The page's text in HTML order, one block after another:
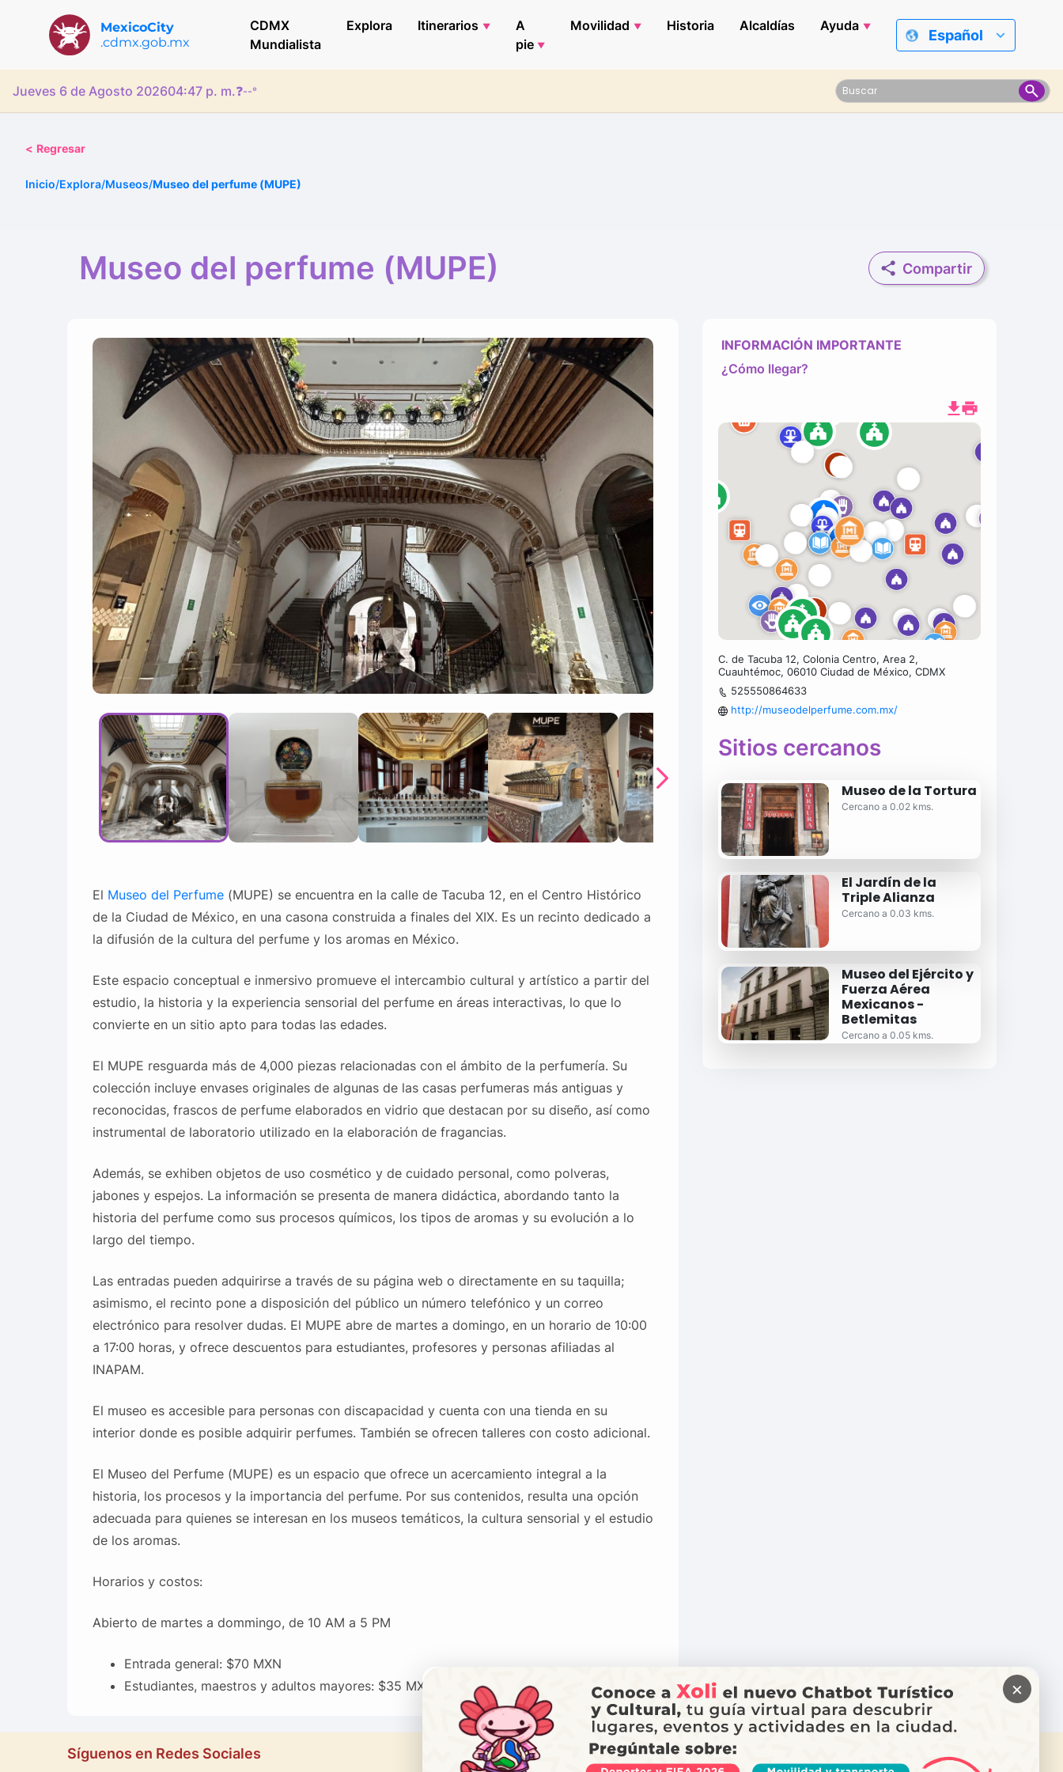
MexicoCity
.cdmx.gob.mx
CDMX
Mundialista
Explora Itinerarios
A
pie
Movilidad Historia Alcaldías Ayuda
Español
Jueves 6 de Agosto 202604:47 p. m.❓--°
< Regresar
Inicio/Explora/Museos/Museo del perfume (MUPE)
Museo del perfume (MUPE) Compartir
El Museo del Perfume(MUPE) se encuentra en la calle de Tacuba 12, en el Centro Histórico
de la Ciudad de México, en una casona construida a finales del XIX. Es un recinto dedicado a
la difusión de la cultura del perfume y los aromas en México.
Este espacio conceptual e inmersivo promueve el intercambio cultural y artístico a partir del
estudio, la historia y la experiencia sensorial del perfume en áreas interactivas, lo que lo
convierte en un sitio apto para todas las edades.
El MUPE resguarda más de 4,000 piezas relacionadas con el ámbito de la perfumería. Su
colección incluye envases originales de algunas de las casas perfumeras más antiguas y
reconocidas, frascos de perfume elaborados en vidrio que destacan por su diseño, así como
instrumental de laboratorio utilizado en la elaboración de fragancias.
Además, se exhiben objetos de uso cosmético y de cuidado personal, como polveras,
jabones y espejos. La información se presenta de manera didáctica, abordando tanto la
historia del perfume como sus procesos químicos, los tipos de aromas y su evolución a lo
largo del tiempo.
Las entradas pueden adquirirse a través de su página web o directamente en su taquilla;
asimismo, el recinto pone a disposición del público un número telefónico y un correo
electrónico para resolver dudas. El MUPE abre de martes a domingo, en un horario de 10:00
a 17:00 horas, y ofrece descuentos para estudiantes, profesores y personas afiliadas al
INAPAM.
El museo es accesible para personas con discapacidad y cuenta con una tienda en su
interior donde es posible adquirir perfumes. También se ofrecen talleres con costo adicional.
El Museo del Perfume (MUPE) es un espacio que ofrece un acercamiento integral a la
historia, los procesos y la importancia del perfume. Por sus contenidos, resulta una opción
adecuada para quienes se interesan en los museos temáticos, la cultura sensorial y el estudio
de los aromas.
Horarios y costos:
Abierto de martes a dommingo, de 10 AM a 5 PM
Entrada general: $70 MXN
Estudiantes, maestros y adultos mayores: $35 MXN
INFORMACIÓN IMPORTANTE
¿Cómo llegar?
C. de Tacuba 12, Colonia Centro, Area 2,
Cuauhtémoc, 06010 Ciudad de México, CDMX
525550864633
http://museodelperfume.com.mx/
Sitios cercanos
Museo de la Tortura
Cercano a 0.02 kms.
El Jardín de la
Triple Alianza
Cercano a 0.03 kms.
Museo del Ejército y
Fuerza Aérea
Mexicanos -
Betlemitas
Cercano a 0.05 kms.
Síguenos en Redes Sociales
×